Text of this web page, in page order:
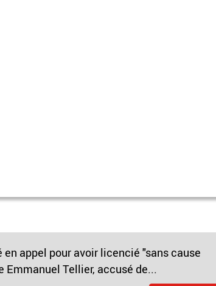
appel pour avoir licencié "sans cause
Tellier, accusé de...